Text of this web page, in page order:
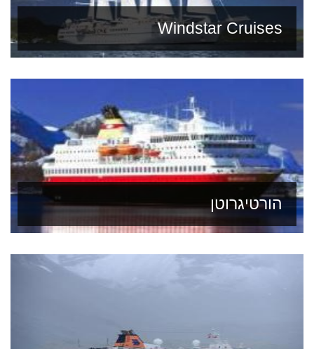
Windstar Cruises
הורטיגרוטן